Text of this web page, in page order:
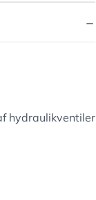
hydraulikventiler